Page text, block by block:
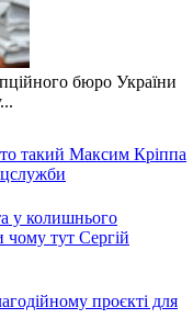
бюро України
такий Максим Кріппа
у колишнього
чому тут Сергій
проєкті для